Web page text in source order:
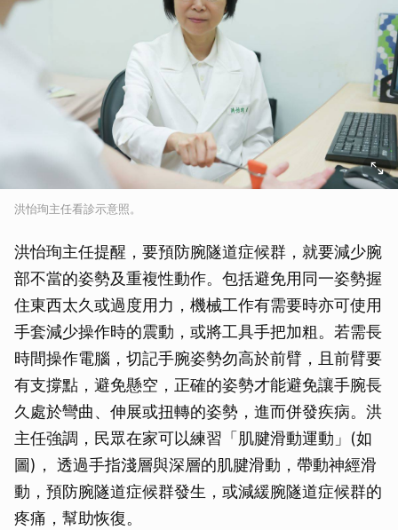
洪怡珣主任看診示意照。
洪怡珣主任提醒，要預防腕隧道症候群，就要減少腕
部不當的姿勢及重複性動作。包括避免用同一姿勢握
住東西太久或過度用力，機械工作有需要時亦可使用
手套減少操作時的震動，或將工具手把加粗。若需長
時間操作電腦，切記手腕姿勢勿高於前臂，且前臂要
有支撐點，避免懸空，正確的姿勢才能避免讓手腕長
久處於彎曲、伸展或扭轉的姿勢，進而併發疾病。洪
主任強調，民眾在家可以練習「肌腱滑動運動」(如
圖)， 透過手指淺層與深層的肌腱滑動，帶動神經滑
動，預防腕隧道症候群發生，或減緩腕隧道症候群的
疼痛，幫助恢復。